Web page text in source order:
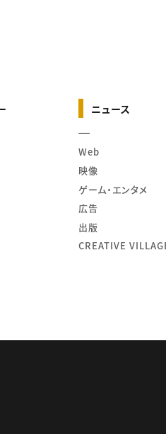
ニュース
Web
映像
ゲーム・エンタメ
広告
出版
CREATIVE